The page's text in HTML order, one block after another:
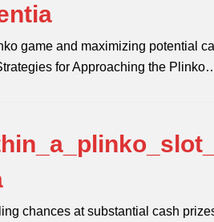
game and maximizing potential
for Approaching the
chances at substantial cash